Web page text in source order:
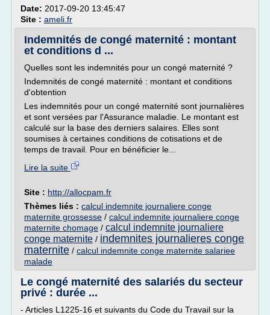
Date: 2017-09-20 13:45:47
Site : ameli.fr
Indemnités de congé maternité : montant
et conditions d ...
Quelles sont les indemnités pour un congé maternité ?
Indemnités de congé maternité : montant et conditions
d'obtention
Les indemnités pour un congé maternité sont journalières
et sont versées par l'Assurance maladie. Le montant est
calculé sur la base des derniers salaires. Elles sont
soumises à certaines conditions de cotisations et de
temps de travail. Pour en bénéficier le...
Lire la suite
Site : http://allocpam.fr
Thèmes liés : calcul indemnite journaliere conge
maternite grossesse / calcul indemnite journaliere conge
maternite chomage / calcul indemnite journaliere
conge maternite / indemnites journalieres conge
maternite / calcul indemnite conge maternite salariee
malade
Le congé maternité des salariés du secteur
privé : durée ...
- Articles L1225-16 et suivants du Code du Travail sur la